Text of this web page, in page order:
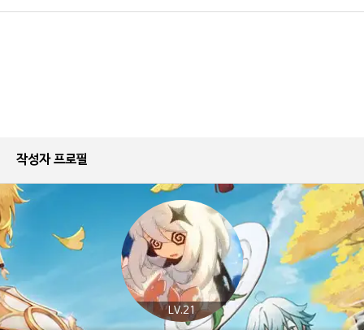
작성자 프로필
LV.21